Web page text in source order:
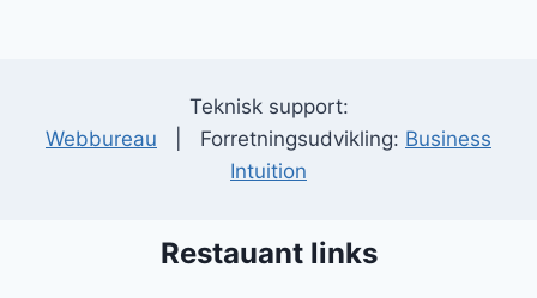
Teknisk support:
Webbureau | Forretningsudvikling: Business
Intuition
Restauant links